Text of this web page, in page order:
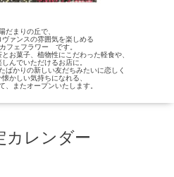
だまりの丘で、
ァンスの雰囲気を楽しめる
フェフラワー です。
お菓子、植物性にこだわった軽食や、
んでいただけるお店に。
ばかりの新しい友だちみたいに恋しく
かしい気持ちになれる、
、またオープンいたします。
カレンダー